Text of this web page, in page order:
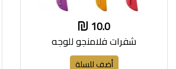
10.0
شفرات فلامنجو للوجه
أضف للسلة